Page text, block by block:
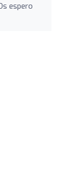
espero